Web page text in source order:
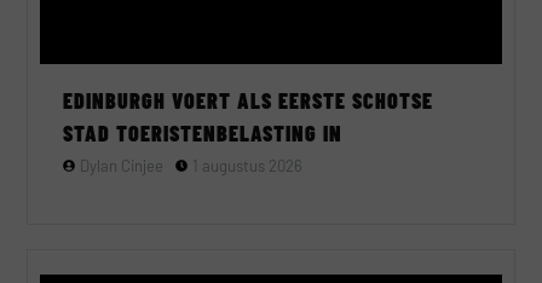
EDINBURGH VOERT ALS EERSTE SCHOTSE
STAD TOERISTENBELASTING IN
Dylan Cinjee 1 augustus 2026